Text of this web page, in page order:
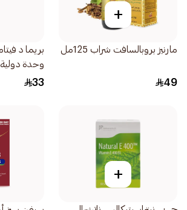
+
مارنيز بروبالسافت شراب 125مل
49
وحدة دولية 60 كبسولة
33
+